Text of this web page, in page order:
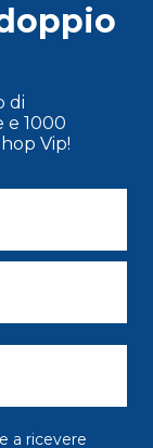
di
1000
Vip!
a ricevere